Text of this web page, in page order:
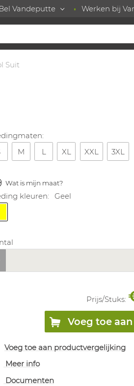
Vandeputte Werken bij
Suit
M L XL XXL 3XL
Wat is mijn maat?
kleuren: Geel
Prijs/Stuks:
Voeg toe
Voeg toe aan productvergelijking
Meer info
Documenten